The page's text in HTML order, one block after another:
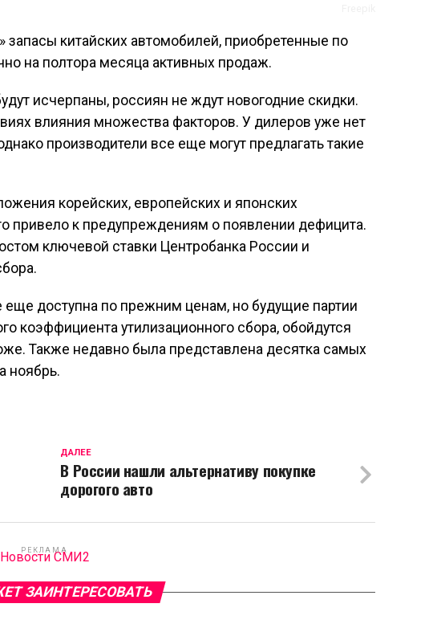
запасы китайских автомобилей, приобретенные по
на полтора месяца активных продаж.
исчерпаны, россиян не ждут новогодние скидки.
влияния множества факторов. У дилеров уже нет
производители все еще могут предлагать такие
корейских, европейских и японских
привело к предупреждениям о появлении дефицита.
ключевой ставки Центробанка России и
еще доступна по прежним ценам, но будущие партии
коэффициента утилизационного сбора, обойдутся
Также недавно была представлена десятка самых
ноябрь.
ДАЛЕЕ
В России нашли альтернативу покупке
дорогого авто
РЕКЛАМА
Новости СМИ2
ЗАИНТЕРЕСОВАТЬ